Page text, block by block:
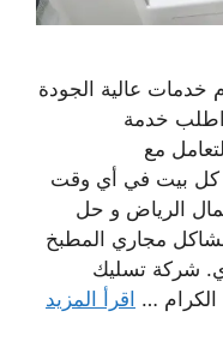
عالية الجودة
اطلب خدمة
مع
كل بيت في أي وقت
الرياض و حل
مجاري المطبخ
شركة تسليك
الكرام … اقرأ المزيد